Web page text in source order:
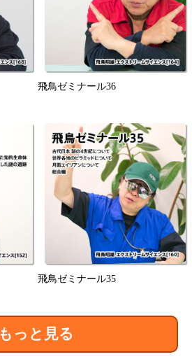
飛鳥ゼミナール36
飛鳥ゼミナール35
もっと見る